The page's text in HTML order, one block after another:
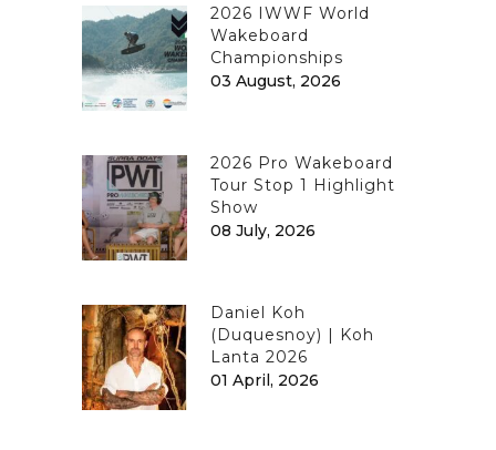
2026 IWWF World
Wakeboard
Championships
03 August, 2026
2026 Pro Wakeboard
Tour Stop 1 Highlight
Show
08 July, 2026
Daniel Koh
(Duquesnoy) | Koh
Lanta 2026
01 April, 2026